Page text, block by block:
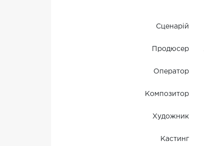
Сценарій
Продюсер
Оператор
Композитор
Художник
Кастинг